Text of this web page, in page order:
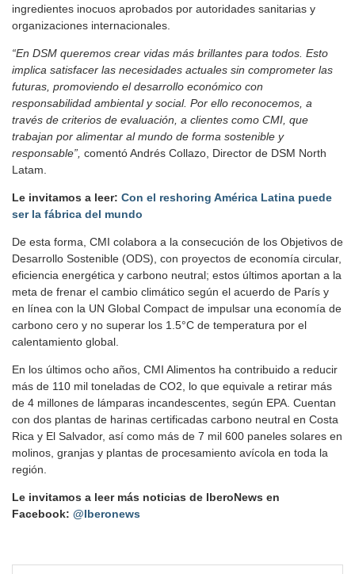
ingredientes inocuos aprobados por autoridades sanitarias y
organizaciones internacionales.
“En DSM queremos crear vidas más brillantes para todos. Esto
implica satisfacer las necesidades actuales sin comprometer las
futuras, promoviendo el desarrollo económico con
responsabilidad ambiental y social. Por ello reconocemos, a
través de criterios de evaluación, a clientes como CMI, que
trabajan por alimentar al mundo de forma sostenible y
responsable”, comentó Andrés Collazo, Director de DSM North
Latam.
Le invitamos a leer: Con el reshoring América Latina puede
ser la fábrica del mundo
De esta forma, CMI colabora a la consecución de los Objetivos de
Desarrollo Sostenible (ODS), con proyectos de economía circular,
eficiencia energética y carbono neutral; estos últimos aportan a la
meta de frenar el cambio climático según el acuerdo de París y
en línea con la UN Global Compact de impulsar una economía de
carbono cero y no superar los 1.5°C de temperatura por el
calentamiento global.
En los últimos ocho años, CMI Alimentos ha contribuido a reducir
más de 110 mil toneladas de CO2, lo que equivale a retirar más
de 4 millones de lámparas incandescentes, según EPA. Cuentan
con dos plantas de harinas certificadas carbono neutral en Costa
Rica y El Salvador, así como más de 7 mil 600 paneles solares en
molinos, granjas y plantas de procesamiento avícola en toda la
región.
Le invitamos a leer más noticias de IberoNews en
Facebook: @Iberonews